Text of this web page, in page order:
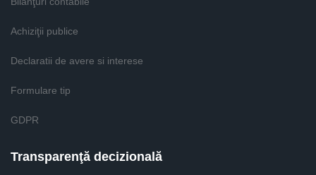
Achiziţii publice
Declaratii de avere si interese
Formulare tip
GDPR
Transparenţă decizională